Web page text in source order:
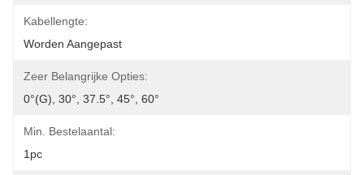
Kabellengte:
Worden Aangepast
Zeer Belangrijke Opties:
0°(G), 30°, 37.5°, 45°, 60°
Min. Bestelaantal:
1pc